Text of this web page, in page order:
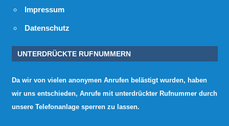
Impressum
Datenschutz
UNTERDRÜCKTE RUFNUMMERN
Da wir von vielen anonymen Anrufen belästigt wurden, haben
wir uns entschieden, Anrufe mit unterdrückter Rufnummer durch
unsere Telefonanlage sperren zu lassen.